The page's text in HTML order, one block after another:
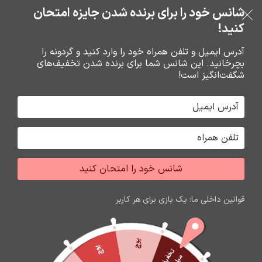
خرید قسطی با ترب‌پی
عبور به ناوبری
رفتن به محتوای اصلی
0 ریال
خانه گارد و محافظ صفحه گوشي محافظ صفحه گوشي
فروشگاه نوین تراشه گنجی
پوچ
پوچ
شانس خود را برای برنده شدن جایزه امتحان
کنید!
آدرس ایمیل و تلفن همراه خود را وارد کنید و گردونه را
بچرخانید. این شانس شما برای برنده شدن تخفیف‌های
شگفت‌انگیز است!
شانس خود را امتحان کنید
قوانین داخلی ما: یک بازی برای هر کاربر